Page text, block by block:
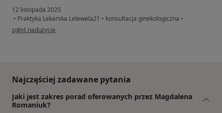
12 listopada 2025
• Praktyka Lekarska Lelewela21 • konsultacja ginekologiczna •
w opinii użytkownika Magdalena
zgłoś nadużycie
Najczęściej zadawane pytania
Jaki jest zakres porad oferowanych przez Magdalena
Romaniuk?